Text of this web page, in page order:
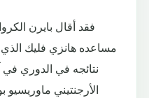
فقد أقال بايرن
مساعده هانزي فليك الذي
نتائجه في الدوري في
الأرجنتيني ماوريسيو